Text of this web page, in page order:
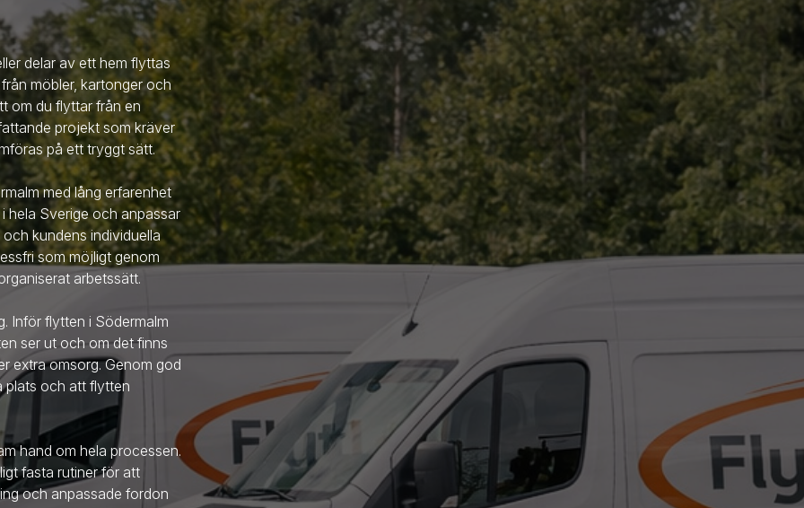
delar av ett hem flyttas
möbler, kartonger och
om du flyttar från en
projekt som kräver
på ett tryggt sätt.
med lång erfarenhet
hela Sverige och anpassar
kundens individuella
som möjligt genom
arbetssätt.
Inför flytten i Södermalm
ser ut och om det finns
extra omsorg. Genom god
plats och att flytten
hand om hela processen.
fasta rutiner för att
och anpassade fordon